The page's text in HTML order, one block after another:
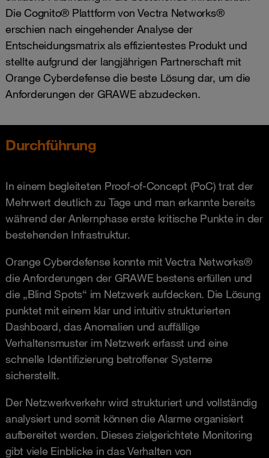
Die Cognito® Plattform von Vectra Networks®
erschien nach eingehender Analyse der
Entscheidungsmatrix als effizientestes Produkt und
stellte aufgrund der langjährigen Partnerschaft mit
Orange Cyberdefense die beste Lösung dar, um die
Anforderungen der GRAWE abzudecken.
Durchführung
In einem begleiteten Proof-of-Concept (PoC) trat der
Mehrwert deutlich zu Tage und man erkannte bereits
während der Anlernphase erste kritische Punkte in der
bestehenden Infrastruktur.
Orange Cyberdefense konnte mit Vectra Networks®
die Anforderungen der GRAWE bestens erfüllen und
die „Blind Spots“ im Netzwerk aufdecken. Die Lösung
punktet mit einem klar und intuitiv strukturierten
Dashboard, das Anomalien und auffällige
Verhaltensmuster im Netzwerk erfasst und eine
schnelle Identifizierung betroffener Systeme
sicherstellt.
Der Netzwerkverkehr wird strukturiert und vollständig
analysiert und somit können die Alarme organisiert
aufbereitet werden. Dieses zielgerichtete Monitoring
gibt viele Einblicke in das Verhalten von